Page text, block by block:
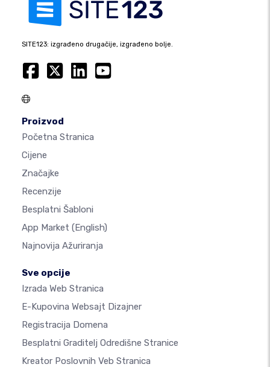
SITE123: izgrađeno drugačije, izgrađeno bolje.
Proizvod
Početna Stranica
Cijene
Značajke
Recenzije
Besplatni Šabloni
App Market (English)
Najnovija Ažuriranja
Sve opcije
Izrada Web Stranica
E-Kupovina Websajt Dizajner
Registracija Domena
Besplatni Graditelj Odredišne Stranice
Kreator Poslovnih Veb Stranica